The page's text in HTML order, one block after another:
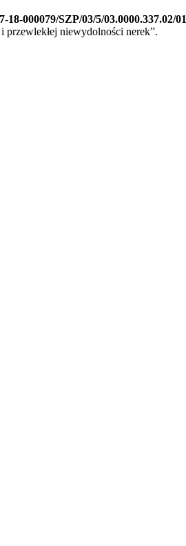
000079/SZP/03/5/03.0000.337.02/01
niewydolności nerek”.